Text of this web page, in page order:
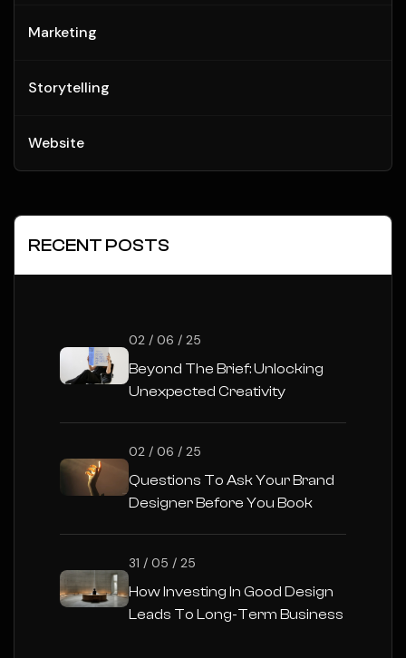
Marketing
Storytelling
Website
RECENT POSTS
02 / 06 / 25
Beyond The Brief: Unlocking
Unexpected Creativity
02 / 06 / 25
Questions To Ask Your Brand
Designer Before You Book
31 / 05 / 25
How Investing In Good Design
Leads To Long-Term Business